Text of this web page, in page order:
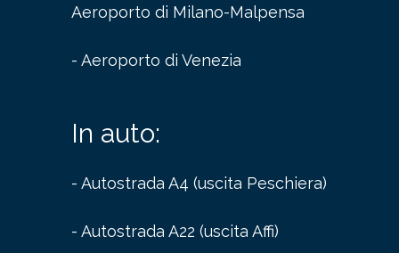
Aeroporto di Milano-Malpensa
- Aeroporto di Venezia
In auto:
- Autostrada A4 (uscita Peschiera)
- Autostrada A22 (uscita Affi)